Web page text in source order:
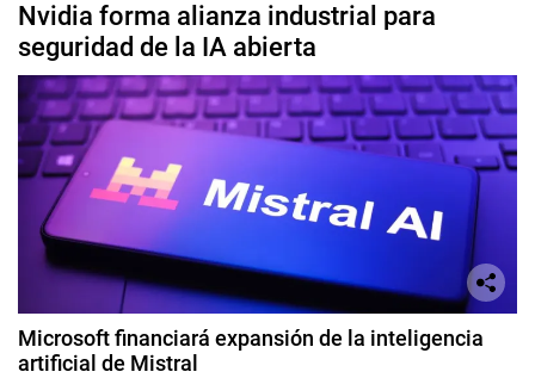
Nvidia forma alianza industrial para
seguridad de la IA abierta
Microsoft financiará expansión de la inteligencia
artificial de Mistral